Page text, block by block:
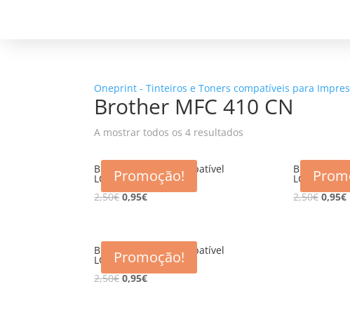
Oneprint - Tinteiros e Toners compatíveis para
Brother MFC 410 CN
A mostrar todos os 4 resultados
Promoção!
Brother Tinteiro Compatível
LC900 BK
2,50€ 0,95€
Brother
LC900 CY
2,50€ 0,95€
Promoção!
Brother Tinteiro Compatível
LC900 YL
2,50€ 0,95€